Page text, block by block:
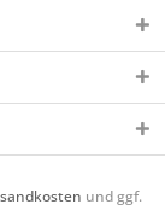
und ggf.